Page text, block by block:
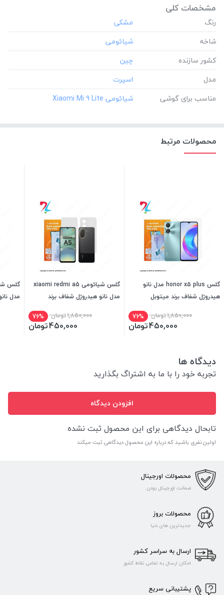
مشخصات کلی
رنگ
شاخه
کشور سازنده
مدل
مناسب برای گوشی
محصولات مرتبط
گلس honor x5 plus مدل نانو
هیدروژل شفاف برند میتوبل
1,850,000تومان 76%
450,000تومان
گلس شیائومی xiaomi redmi a5
مدل نانو هیدروژل شفاف برند
1,850,000تومان 76%
450,000تومان
مدل
دیدگاه ها
تجربه خود را با ما به اشتراگ بگذارید
افزودن دیدگاه
تابحال دیدگاهی برای این محصول ثبت نشده
اولین نفری باشید که درباره این محصول دیدگاهی ثبت میکند
محصولات اورجینال
ضمانت اورجینال بودن
محصولات بروز
جدیدترین های دنیا
ارسال به سراسر کشور
امکان ارسال به تمامی نقاط کشور
پشتیبانی سریع